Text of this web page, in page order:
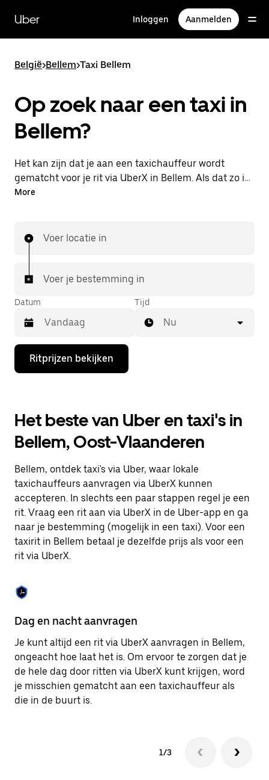
naar
hoofdinhoud
Uber Inloggen Aanmelden
België>Bellem>Taxi Bellem
Op zoek naar een taxi in
Bellem?
Het kan zijn dat je aan een taxichauffeur wordt
gematcht voor je rit via UberX in Bellem. Als dat zo is,
profiteer je van dezelfde 24/7 beschikbaarheid en
More
Voer locatie in
Voer je bestemming in
Datum
Druk
de
de
agenda
te
openen
een
datum
selecteren.
Druk
op
Escape
om
de
sluiten.
Tijd
Nu
Ritprijzen bekijken
Het beste van Uber en taxi's in
Bellem, Oost-Vlaanderen
Bellem, ontdek taxi's via Uber, waar lokale
taxichauffeurs aanvragen via UberX kunnen
accepteren. In slechts een paar stappen regel je een
rit. Vraag een rit aan via UberX in de Uber-app en ga
naar je bestemming (mogelijk in een taxi). Voor een
taxirit in Bellem betaal je dezelfde prijs als voor een
rit via UberX.
Dag en nacht aanvragen
Je kunt altijd een rit via UberX aanvragen in Bellem,
ongeacht hoe laat het is. Om ervoor te zorgen dat je
de hele dag door ritten via UberX kunt krijgen, word
je misschien gematcht aan een taxichauffeur als
die in de buurt is.
1/3